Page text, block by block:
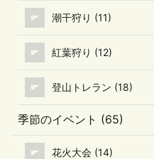
潮干狩り (11)
紅葉狩り (12)
登山トレラン (18)
季節のイベント (65)
花火大会 (14)